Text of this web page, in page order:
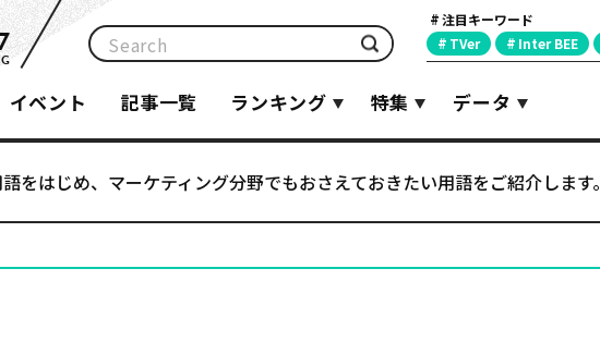
注目キーワード
TVer
Inter BEE
イベント 記事一覧 ランキング 特集 データ
をはじめ、マーケティング分野でもおさえておきたい用語をご紹介します。